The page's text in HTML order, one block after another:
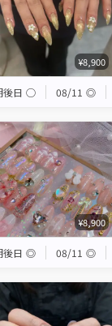
¥8,900
後日 ◯ 08/11 ◎
¥8,900
後日 ◎ 08/11 ◎